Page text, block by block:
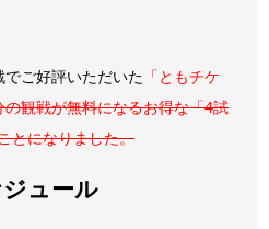
ご好評いただいた 「ともチケ
観戦が無料になるお得な「4試
とになりました。
ュール